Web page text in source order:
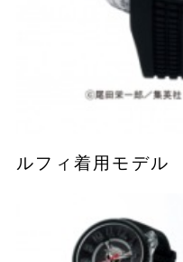
ルフィ着用モデル